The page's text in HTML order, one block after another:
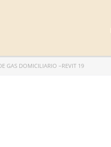
GAS DOMICILIARIO –REVIT 19